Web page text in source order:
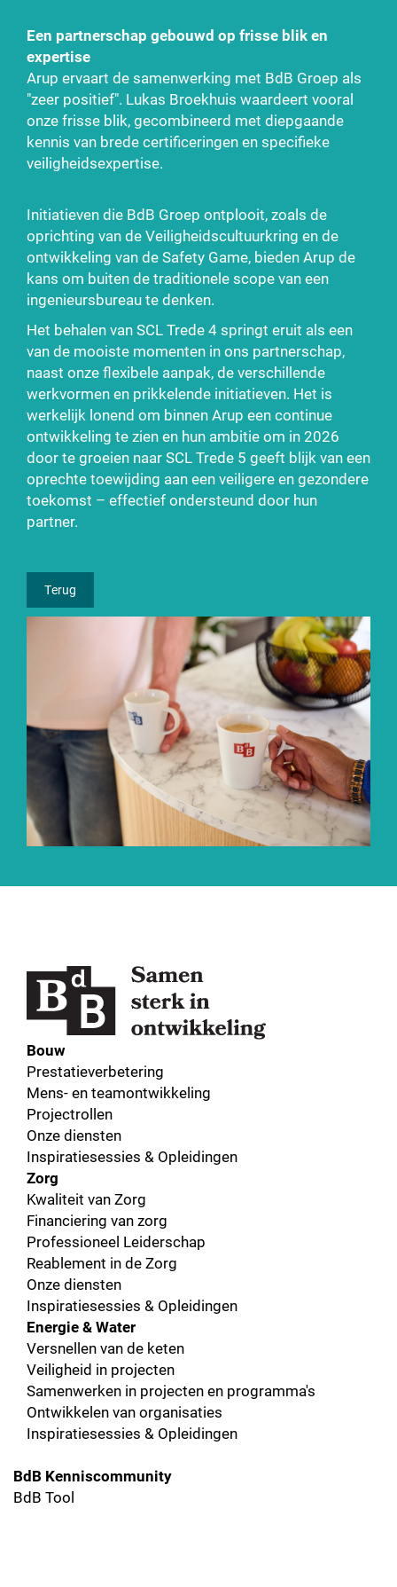
Een partnerschap gebouwd op frisse blik en
expertise
Arup ervaart de samenwerking met BdB Groep als
"zeer positief". Lukas Broekhuis waardeert vooral
onze frisse blik, gecombineerd met diepgaande
kennis van brede certificeringen en specifieke
veiligheidsexpertise.
Initiatieven die BdB Groep ontplooit, zoals de
oprichting van de Veiligheidscultuurkring en de
ontwikkeling van de Safety Game, bieden Arup de
kans om buiten de traditionele scope van een
ingenieursbureau te denken.
Het behalen van SCL Trede 4 springt eruit als een
van de mooiste momenten in ons partnerschap,
naast onze flexibele aanpak, de verschillende
werkvormen en prikkelende initiatieven. Het is
werkelijk lonend om binnen Arup een continue
ontwikkeling te zien en hun ambitie om in 2026
door te groeien naar SCL Trede 5 geeft blijk van een
oprechte toewijding aan een veiligere en gezondere
toekomst – effectief ondersteund door hun
partner.
Terug
Bouw
Prestatieverbetering
Mens- en teamontwikkeling
Projectrollen
Onze diensten
Inspiratiesessies & Opleidingen
Zorg
Kwaliteit van Zorg
Financiering van zorg
Professioneel Leiderschap
Reablement in de Zorg
Onze diensten
Inspiratiesessies & Opleidingen
Energie & Water
Versnellen van de keten
Veiligheid in projecten
Samenwerken in projecten en programma's
Ontwikkelen van organisaties
Inspiratiesessies & Opleidingen
BdB Kenniscommunity
BdB Tool